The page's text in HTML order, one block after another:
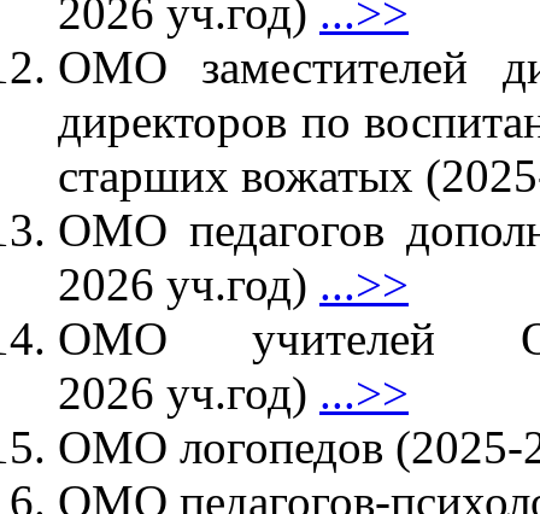
2026 уч.год) ...>>
ОМО заместителей
директоров по
старших вожатых
ОМО педагогов
2026 уч.год) ...>>
ОМО учителей
2026 уч.год) ...>>
ОМО логопедов (2025-
ОМО педагогов-